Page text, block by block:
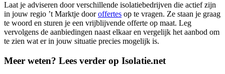
Laat je adviseren door verschillende isolatiebedrijven die actief zijn
in jouw regio ’t Marktje dooroffertes op te vragen. Ze staan je graag
te woord en sturen je een vrijblijvende offerte op maat. Leg
vervolgens de aanbiedingen naast elkaar en vergelijk het aanbod om
te zien wat er in jouw situatie precies mogelijk is.
Meer weten? Lees verder op Isolatie.net